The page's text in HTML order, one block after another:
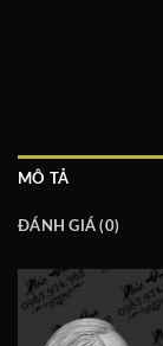
MÔ TẢ
ĐÁNH GIÁ (0)